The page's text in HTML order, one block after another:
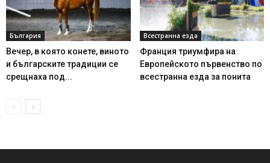
България
Вечер, в която конете, виното
и българските традиции се
срещнаха под...
Всестранна езда
Франция триумфира на
Европейското първенство по
всестранна езда за понита